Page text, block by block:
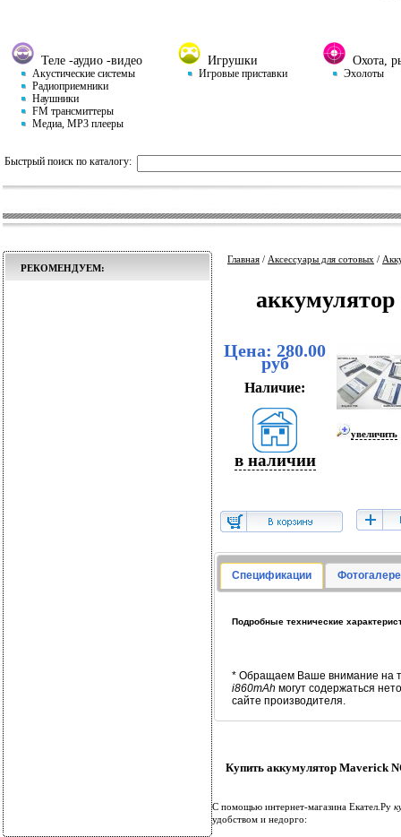
Теле -аудио -видео
Акустические системы
Радиоприемники
Наушники
FM трансмиттеры
Медиа, MP3 плееры
Игрушки
Игровые приставки
Охота,
Эхолоты
Быстрый поиск по каталогу:
РЕКОМЕНДУЕМ:
Главная / Аксессуары для сотовых /
Цена: 280.00
руб
Наличие:
в наличии
увеличить
Спецификации
Подробные технические
* Обращаем Ваше внимание на
i860mAh могут содержаться
сайте производителя.
Купить аккумулятор Maverick
С помощью интернет-магазина Екател.Ру
удобством и недорго: